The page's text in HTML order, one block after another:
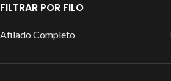
FILTRAR POR FILO
Afilado Completo